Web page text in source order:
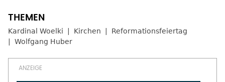
Kardinal Woelki Kirchen
Reformationsfeiertag
Wolfgang Huber